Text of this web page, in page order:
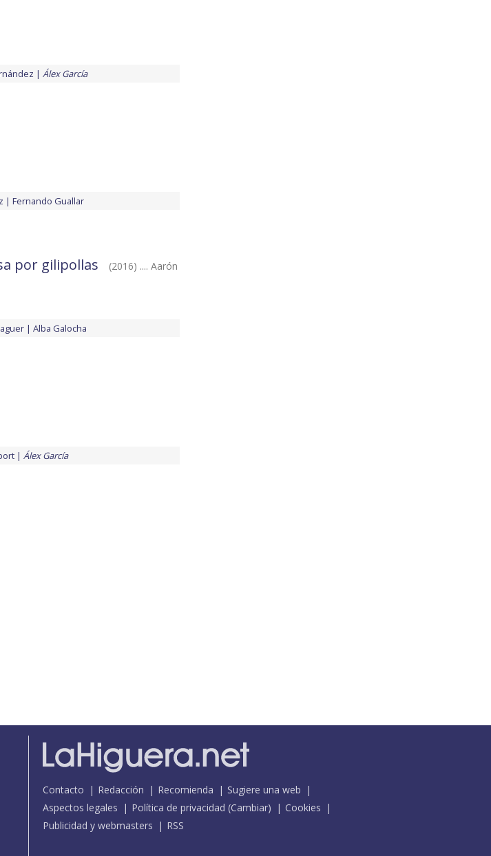
Álex García
Fernando Guallar
por gilipollas
(2016) .... Aarón
Alba Galocha
Álex García
Contacto Redacción Recomienda
Sugiere una web
Aspectos legales
Política de privacidad (Cambiar)
Cookies
Publicidad y webmasters
RSS